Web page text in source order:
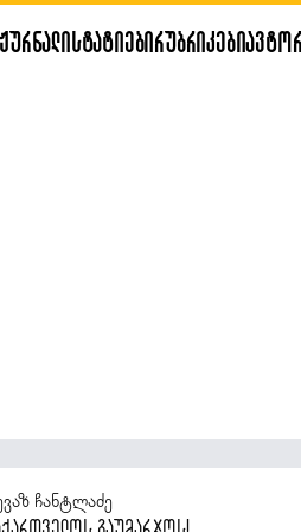
ჟურნალისტატიებირუბრიკები
კალანდაძე